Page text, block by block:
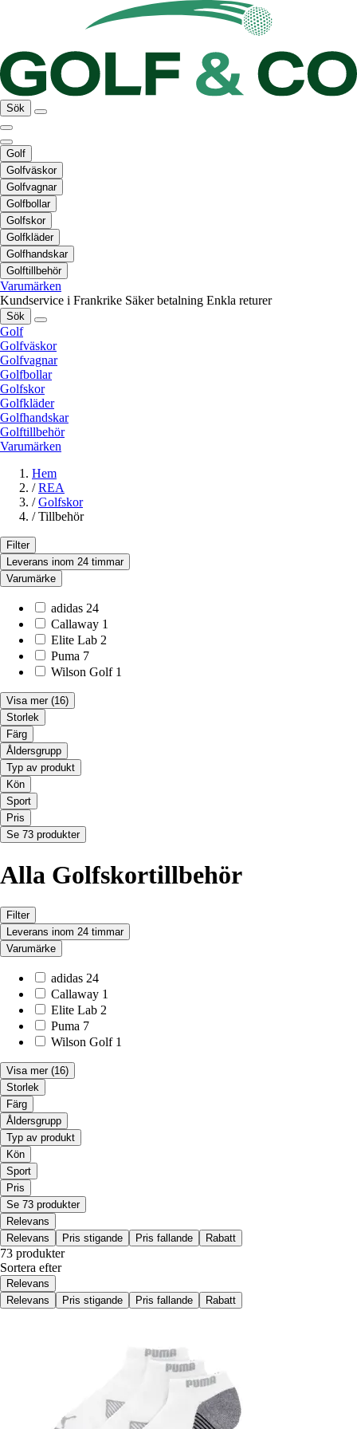
Sök
Golf
Golfväskor
Golfvagnar
Golfbollar
Golfskor
Golfkläder
Golfhandskar
Golftillbehör
Varumärken
Kundservice i Frankrike Säker betalning Enkla returer
Sök
Golf
Golfväskor
Golfvagnar
Golfbollar
Golfskor
Golfkläder
Golfhandskar
Golftillbehör
Varumärken
Hem
/ REA
/ Golfskor
/ Tillbehör
Filter
Leverans inom 24 timmar
Varumärke
adidas 24
Callaway 1
Elite Lab 2
Puma 7
Wilson Golf 1
Visa mer (16)
Storlek
Färg
Åldersgrupp
Typ av produkt
Kön
Sport
Pris
Se 73 produkter
Alla Golfskortillbehör
Filter
Leverans inom 24 timmar
Varumärke
adidas 24
Callaway 1
Elite Lab 2
Puma 7
Wilson Golf 1
Visa mer (16)
Storlek
Färg
Åldersgrupp
Typ av produkt
Kön
Sport
Pris
Se 73 produkter
Relevans
Relevans
Pris stigande Pris fallande Rabatt
73 produkter
Sortera efter
Relevans
Relevans
Pris stigande Pris fallande Rabatt